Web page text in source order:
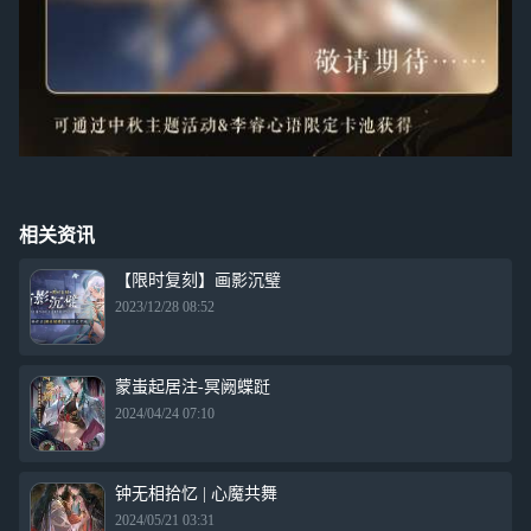
相关资讯
【限时复刻】画影沉璧
2023/12/28 08:52
蒙蚩起居注-冥阙蝶跹
2024/04/24 07:10
钟无相拾忆 | 心魔共舞
2024/05/21 03:31